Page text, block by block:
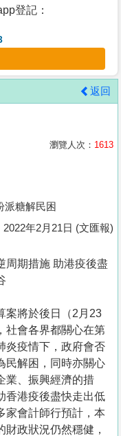
登記：
返回
瀏覽人次： 1613
派糖解民困
2022年2月21日 (文匯報)
周期措施 助港疫後盡
案將於後日（2月23
社會各界都關心在第
炎疫情下，政府會否
民解困，同時亦關心
業、振興經濟的措
香港疫後盡快走出低
家會計師行預計，本
財政狀況仍然穩健，